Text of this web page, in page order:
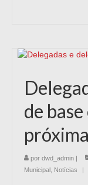
de
por dwd_admin
Municipal
Notícias